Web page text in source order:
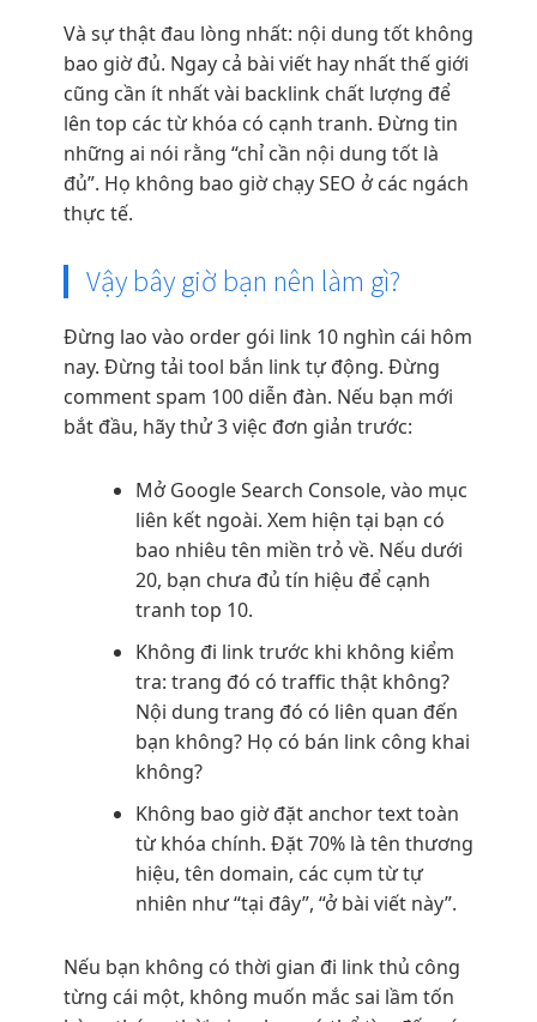
Và sự thật đau lòng nhất: nội dung tốt không
bao giờ đủ. Ngay cả bài viết hay nhất thế giới
cũng cần ít nhất vài backlink chất lượng để
lên top các từ khóa có cạnh tranh. Đừng tin
những ai nói rằng “chỉ cần nội dung tốt là
đủ”. Họ không bao giờ chạy SEO ở các ngách
thực tế.
Vậy bây giờ bạn nên làm gì?
Đừng lao vào order gói link 10 nghìn cái hôm
nay. Đừng tải tool bắn link tự động. Đừng
comment spam 100 diễn đàn. Nếu bạn mới
bắt đầu, hãy thử 3 việc đơn giản trước:
Mở Google Search Console, vào mục
liên kết ngoài. Xem hiện tại bạn có
bao nhiêu tên miền trỏ về. Nếu dưới
20, bạn chưa đủ tín hiệu để cạnh
tranh top 10.
Không đi link trước khi không kiểm
tra: trang đó có traffic thật không?
Nội dung trang đó có liên quan đến
bạn không? Họ có bán link công khai
không?
Không bao giờ đặt anchor text toàn
từ khóa chính. Đặt 70% là tên thương
hiệu, tên domain, các cụm từ tự
nhiên như “tại đây”, “ở bài viết này”.
Nếu bạn không có thời gian đi link thủ công
từng cái một, không muốn mắc sai lầm tốn